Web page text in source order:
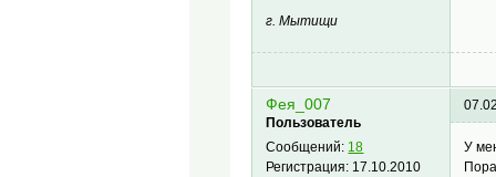
г. Мытищи
Фея_007
Пользователь
Сообщений: 18
Регистрация: 17.10.2010
У